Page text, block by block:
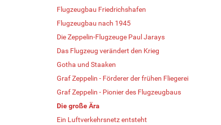
Flugzeugbau Friedrichshafen
Flugzeugbau nach 1945
Die Zeppelin-Flugzeuge Paul Jarays
Das Flugzeug verändert den Krieg
Gotha und Staaken
Graf Zeppelin - Förderer der frühen Fliegerei
Graf Zeppelin - Pionier des Flugzeugbaus
Die große Ära
Ein Luftverkehrsnetz entsteht